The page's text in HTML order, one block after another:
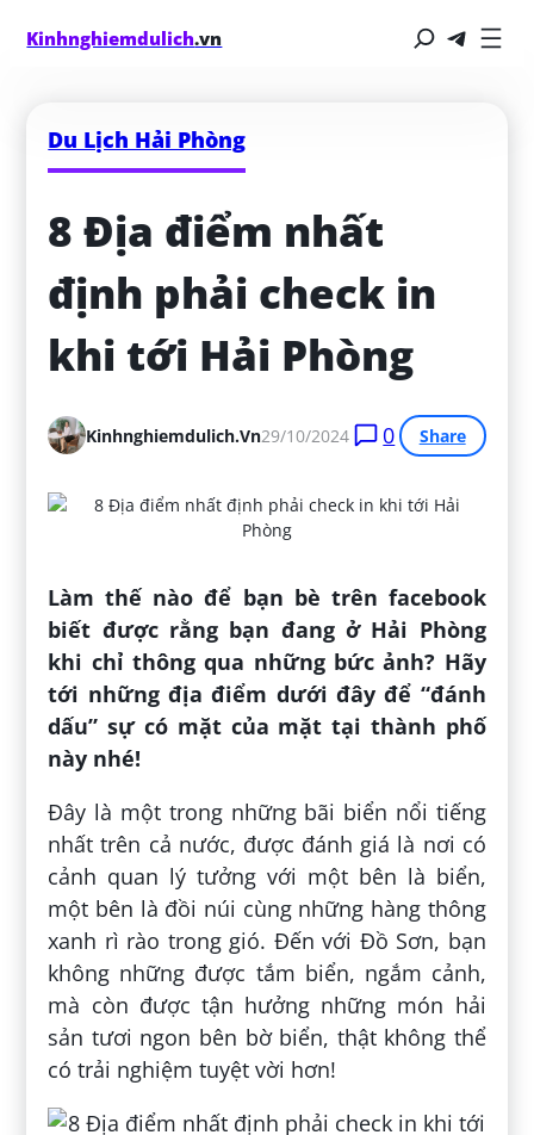
Kinhnghiemdulich.vn
Du Lịch Hải Phòng
8 Địa điểm nhất
định phải check in
khi tới Hải Phòng
Kinhnghiemdulich.vn29/10/2024 0 Share
Làm thế nào để bạn bè trên facebook
biết được rằng bạn đang ở Hải Phòng
khi chỉ thông qua những bức ảnh? Hãy
tới những địa điểm dưới đây để “đánh
dấu” sự có mặt của mặt tại thành phố
này nhé!
Đây là một trong những bãi biển nổi tiếng
nhất trên cả nước, được đánh giá là nơi có
cảnh quan lý tưởng với một bên là biển,
một bên là đồi núi cùng những hàng thông
xanh rì rào trong gió. Đến với Đồ Sơn, bạn
không những được tắm biển, ngắm cảnh,
mà còn được tận hưởng những món hải
sản tươi ngon bên bờ biển, thật không thể
có trải nghiệm tuyệt vời hơn!